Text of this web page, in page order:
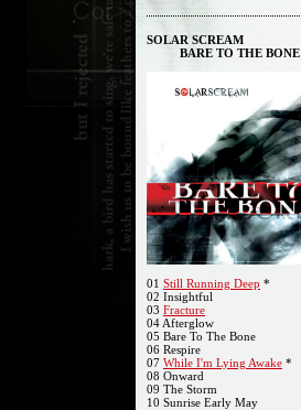
SOLAR SCREAM
BARE TO THE BONE
01 Still Running Deep *
02 Insightful
03 Fracture
04 Afterglow
05 Bare To The Bone
06 Respire
07 While I'm Lying Awake *
08 Onward
09 The Storm
10 Sunrise Early May